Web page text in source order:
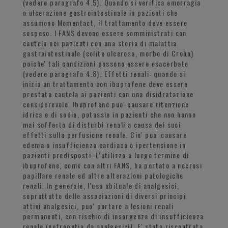
(vedere paragrafo 4.5). Quando si verifica emorragia
o ulcerazione gastrointestinale in pazienti che
assumono Momentact, il trattamento deve essere
sospeso. I FANS devono essere somministrati con
cautela nei pazienti con una storia di malattia
gastrointestinale (colite ulcerosa, morbo di Crohn)
poiche' tali condizioni possono essere esacerbate
(vedere paragrafo 4.8). Effetti renali: quando si
inizia un trattamento con ibuprofene deve essere
prestata cautela ai pazienti con una disidratazione
considerevole. Ibuprofene puo' causare ritenzione
idrica e di sodio, potassio in pazienti che non hanno
mai sofferto di disturbi renali a causa dei suoi
effetti sulla perfusione renale. Cio' puo' causare
edema o insufficienza cardiaca o ipertensione in
pazienti predisposti. L'utilizzo a lungo termine di
ibuprofene, come con altri FANS, ha portato a necrosi
papillare renale ed altre alterazioni patologiche
renali. In generale, l'uso abituale di analgesici,
soprattutto delle associazioni di diversi principi
attivi analgesici, puo' portare a lesioni renali
permanenti, con rischio di insorgenza di insufficienza